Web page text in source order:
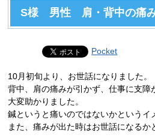
S様 男性 肩・背中の痛
Pocket
10月初旬より、お世話になりました。
背中、肩の痛みが引かず、仕事に支
大変助かりました。
鍼というと痛いのではないかという
また、痛みが出た時はお世話になる